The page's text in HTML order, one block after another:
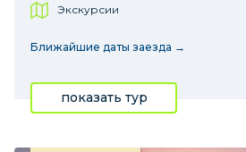
Экскурсии
Ближайшие даты заезда →
показать тур